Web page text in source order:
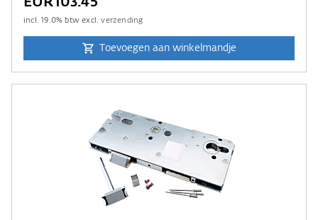
incl.19.0% btw excl.verzending
Toevoegen aan winkelmandje